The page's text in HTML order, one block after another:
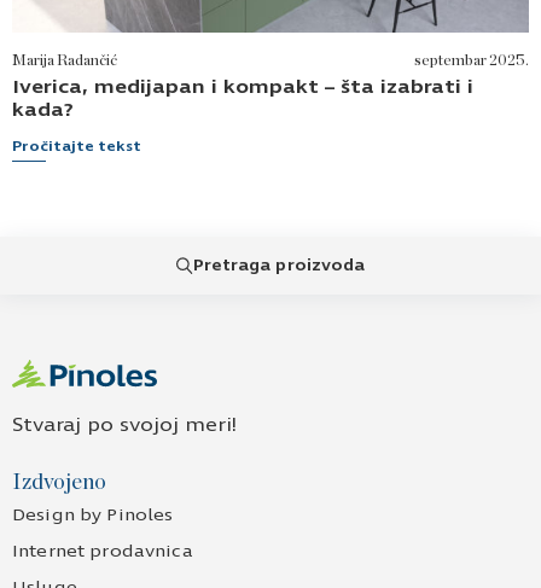
Marija Radančić septembar 2025.
Iverica, medijapan i kompakt – šta izabrati i
kada?
Pročitajte tekst
Pretraga proizvoda
Stvaraj po svojoj meri!
Izdvojeno
Design by Pinoles
Internet prodavnica